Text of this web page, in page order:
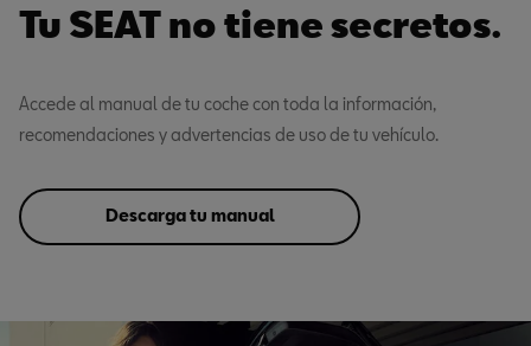
Tu SEAT no tiene secretos.
Accede al manual de tu coche con toda la información,
recomendaciones y advertencias de uso de tu vehículo.
Descarga tu manual